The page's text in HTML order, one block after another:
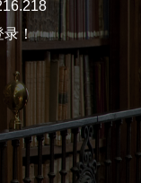
录！